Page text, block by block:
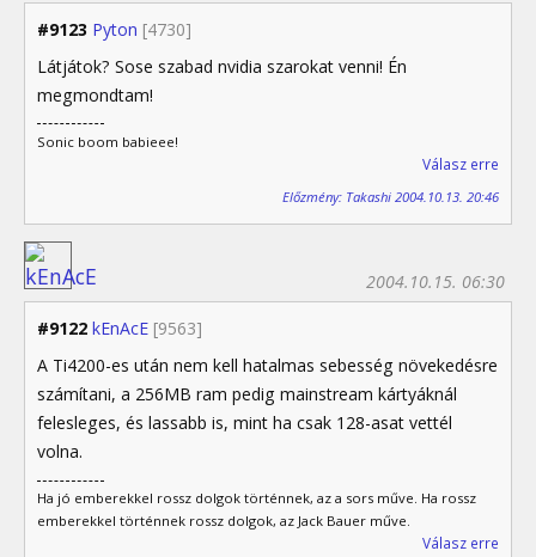
#9123 Pyton [4730]
Látjátok? Sose szabad nvidia szarokat venni! Én
megmondtam!
Sonic boom babieee!
Válasz erre
Előzmény: Takashi 2004.10.13. 20:46
#9122 kEnAcE [9563]
2004.10.15. 06:30
A Ti4200-es után nem kell hatalmas sebesség növekedésre
számítani, a 256MB ram pedig mainstream kártyáknál
felesleges, és lassabb is, mint ha csak 128-asat vettél
volna.
Ha jó emberekkel rossz dolgok történnek, az a sors műve. Ha rossz
emberekkel történnek rossz dolgok, az Jack Bauer műve.
Válasz erre